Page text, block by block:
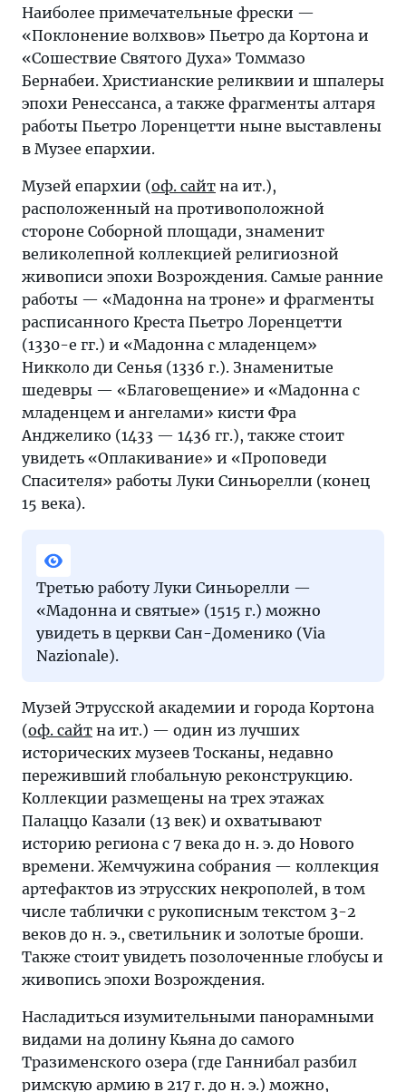
Наиболее примечательные фрески —
«Поклонение волхвов» Пьетро да Кортона и
«Сошествие Святого Духа» Томмазо
Бернабеи. Христианские реликвии и шпалеры
эпохи Ренессанса, а также фрагменты алтаря
работы Пьетро Лоренцетти ныне выставлены
в Музее епархии.
Музей епархии (оф. сайт на ит.),
расположенный на противоположной
стороне Соборной площади, знаменит
великолепной коллекцией религиозной
живописи эпохи Возрождения. Самые ранние
работы — «Мадонна на троне» и фрагменты
расписанного Креста Пьетро Лоренцетти
(1330-е гг.) и «Мадонна с младенцем»
Никколо ди Сенья (1336 г.). Знаменитые
шедевры — «Благовещение» и «Мадонна с
младенцем и ангелами» кисти Фра
Анджелико (1433 — 1436 гг.), также стоит
увидеть «Оплакивание» и «Проповеди
Спасителя» работы Луки Синьорелли (конец
15 века).
Третью работу Луки Синьорелли —
«Мадонна и святые» (1515 г.) можно
увидеть в церкви Сан-Доменико (Via
Nazionale).
Музей Этрусской академии и города Кортона
(оф. сайт на ит.) — один из лучших
исторических музеев Тосканы, недавно
переживший глобальную реконструкцию.
Коллекции размещены на трех этажах
Палаццо Казали (13 век) и охватывают
историю региона с 7 века до н. э. до Нового
времени. Жемчужина собрания — коллекция
артефактов из этрусских некрополей, в том
числе таблички с рукописным текстом 3-2
веков до н. э., светильник и золотые броши.
Также стоит увидеть позолоченные глобусы и
живопись эпохи Возрождения.
Насладиться изумительными панорамными
видами на долину Кьяна до самого
Тразименского озера (где Ганнибал разбил
римскую армию в 217 г. до н. э.) можно,